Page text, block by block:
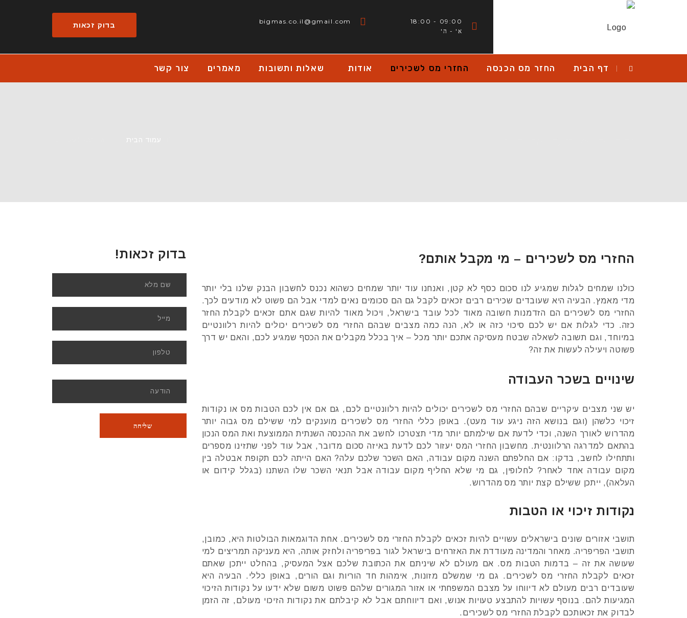
09:00 - 18:00
א' - ה'
bigmas.co.il@gmail.com בדוק זכאות
דף הבית החזר מס הכנסה החזרי מס לשכירים אודות שאלות ותשובות מאמרים צור קשר
עמוד הבית
בדוק זכאות! החזרי מס לשכירים – מי מקבל אותם?
כולנו שמחים לגלות שמגיע לנו סכום כסף לא קטן, ואנחנו עוד יותר שמחים כשהוא נכנס לחשבון הבנק שלנו בלי יותר
מדי מאמץ. הבעיה היא שעובדים שכירים רבים זכאים לקבל גם הם סכומים נאים למדי אבל הם פשוט לא מודעים לכך.
החזרי מס לשכירים הם הזדמנות חשובה מאוד לכל עובד בישראל, ויכול מאוד להיות שגם אתם זכאים לקבלת החזר
כזה. כדי לגלות אם יש לכם סיכוי כזה או לא, הנה כמה מצבים שבהם החזרי מס לשכירים יכולים להיות רלוונטיים
במיוחד, וגם תשובה לשאלה שבטח מעסיקה אתכם יותר מכל – איך בכלל מקבלים את הכסף שמגיע לכם, והאם יש דרך
פשוטה ויעילה לעשות את זה?
שינויים בשכר העבודה
יש שני מצבים עיקריים שבהם החזרי מס לשכירים יכולים להיות רלוונטיים לכם, גם אם אין לכם הטבות מס או נקודות
זיכוי כלשהן (וגם בנושא הזה ניגע עוד מעט). באופן כללי החזרי מס לשכירים מוענקים למי ששילם מס גבוה יותר
מהדרוש לאורך השנה, וכדי לדעת אם שילמתם יותר מדי תצטרכו לחשב את ההכנסה השנתית הממוצעת ואת המס הנכון
בהתאם למדרגה הרלוונטית. מחשבון החזרי המס יעזור לכם לדעת באיזה סכום מדובר, אבל עוד לפני שתזינו מספרים
ותתחילו לחשב, בדקו: אם החלפתם השנה מקום עבודה, האם השכר שלכם עלה? האם הייתה לכם תקופת אבטלה בין
מקום עבודה אחד לאחר? לחלופין, גם מי שלא החליף מקום עבודה אבל תנאי השכר שלו השתנו (בגלל קידום או
העלאה), ייתכן ששילם קצת יותר מס מהדרוש.
נקודות זיכוי או הטבות
תושבי אזורים שונים בישראלים עשויים להיות זכאים לקבלת החזרי מס לשכירים. אחת הדוגמאות הבולטות היא, כמובן,
תושבי הפריפריה. מאחר והמדינה מעודדת את האזרחים בישראל לגור בפריפריה ולחזק אותה, היא מעניקה תמריצים למי
שעושה את זה – בדמות הטבות מס. אם מעולם לא שיניתם את הכתובת שלכם אצל המעסיק, בהחלט ייתכן שאתם
זכאים לקבלת החזרי מס לשכירים. גם מי שמשלם מזונות, אימהות חד הוריות וגם הורים, באופן כללי. הבעיה היא
שעובדים רבים מעולם לא דיווחו על מצבם המשפחתי או אזור המגורים שלהם פשוט משום שלא ידעו על נקודות הזיכוי
המגיעות להם. בנוסף עשויות להתבצע טעויות אנוש, ואם דיווחתם אבל לא קיבלתם את נקודות הזיכוי מעולם, זה הזמן
לבדוק את זכאותכם לקבלת החזרי מס לשכירים.